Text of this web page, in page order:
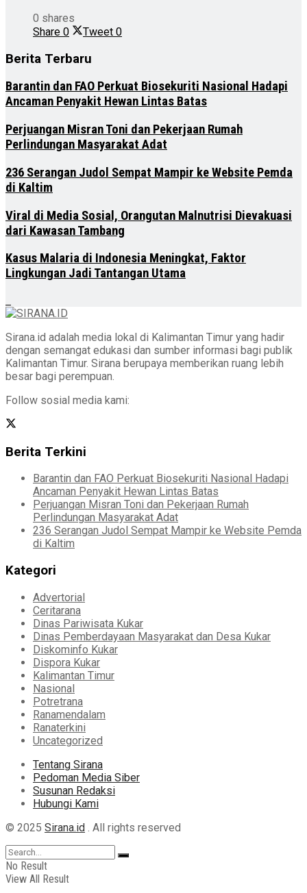
0 shares
Share 0 Tweet 0
Berita Terbaru
Barantin dan FAO Perkuat Biosekuriti Nasional Hadapi
Ancaman Penyakit Hewan Lintas Batas
Perjuangan Misran Toni dan Pekerjaan Rumah
Perlindungan Masyarakat Adat
236 Serangan Judol Sempat Mampir ke Website Pemda
di Kaltim
Viral di Media Sosial, Orangutan Malnutrisi Dievakuasi
dari Kawasan Tambang
Kasus Malaria di Indonesia Meningkat, Faktor
Lingkungan Jadi Tantangan Utama
Sirana.id adalah media lokal di Kalimantan Timur yang hadir
dengan semangat edukasi dan sumber informasi bagi publik
Kalimantan Timur. Sirana berupaya memberikan ruang lebih
besar bagi perempuan.
Follow sosial media kami:
Berita Terkini
Barantin dan FAO Perkuat Biosekuriti Nasional Hadapi
Ancaman Penyakit Hewan Lintas Batas
Perjuangan Misran Toni dan Pekerjaan Rumah
Perlindungan Masyarakat Adat
236 Serangan Judol Sempat Mampir ke Website Pemda
di Kaltim
Kategori
Advertorial
Ceritarana
Dinas Pariwisata Kukar
Dinas Pemberdayaan Masyarakat dan Desa Kukar
Diskominfo Kukar
Dispora Kukar
Kalimantan Timur
Nasional
Potretrana
Ranamendalam
Ranaterkini
Uncategorized
Tentang Sirana
Pedoman Media Siber
Susunan Redaksi
Hubungi Kami
© 2025 Sirana.id . All rights reserved
No Result
View All Result